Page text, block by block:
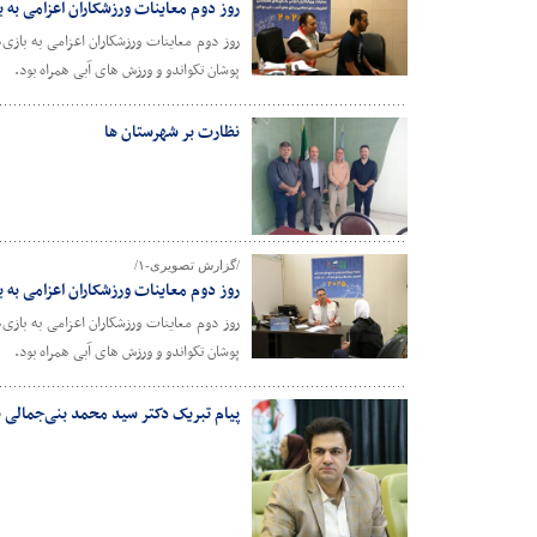
روز دوم معاینات ورزشکاران اعزامی
روز دوم معاینات ورزشکاران اعزامی به
پوشان تکواندو و ورزش های آبی همراه بود.
نظارت بر شهرستان ها
/گزارش تصویری-۱/
روز دوم معاینات ورزشکاران اعزامی
روز دوم معاینات ورزشکاران اعزامی به
پوشان تکواندو و ورزش های آبی همراه بود.
پیام تبریک دکتر سید محمد